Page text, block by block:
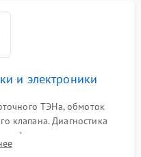
и электроники
ТЭНа, обмоток
клапана. Диагностика
датчика мутности,
модуля управления.